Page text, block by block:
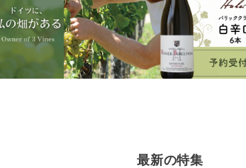
最新の特集